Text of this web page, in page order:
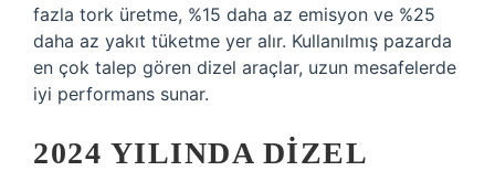
fazla tork üretme, %15 daha az emisyon ve %25
daha az yakıt tüketme yer alır. Kullanılmış pazarda
en çok talep gören dizel araçlar, uzun mesafelerde
iyi performans sunar.
2024 YILINDA DIZEL